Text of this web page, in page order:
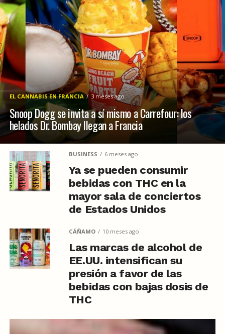
EL CANNABIS EN FRANCIA 3 meses ago
Snoop Dogg se invita a sí mismo a Carrefour: los
helados Dr. Bombay llegan a Francia
BUSINESS 6 meses ago
Ya se pueden consumir
bebidas con THC en la
mayor sala de conciertos
de Estados Unidos
CÁÑAMO 10 meses ago
Las marcas de alcohol de
EE.UU. intensifican su
presión a favor de las
bebidas con bajas dosis de
THC